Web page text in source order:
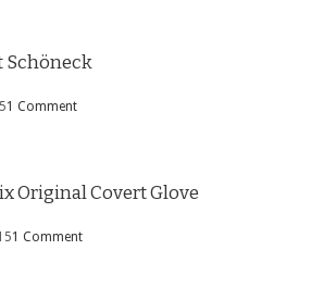
Schöneck
1 Comment
Original Covert Glove
1 Comment